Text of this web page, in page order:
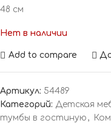
48 см
Нет в наличии
Add to compare
Артикул: 54489
Категорий: Детская
тумбы в гостиную ,